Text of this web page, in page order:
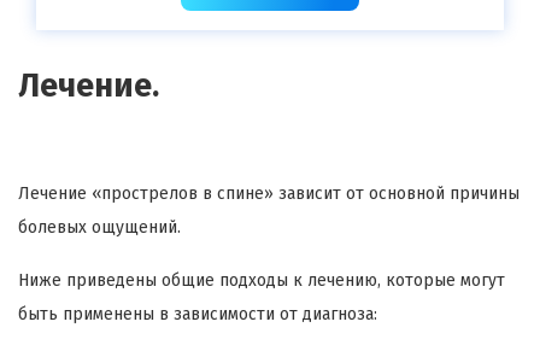
Лечение.
Лечение «прострелов в спине» зависит от основной причины
болевых ощущений.
Ниже приведены общие подходы к лечению, которые могут
быть применены в зависимости от диагноза: